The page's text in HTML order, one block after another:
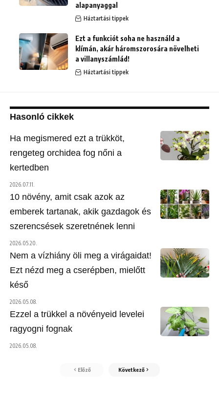
alapanyaggal
Háztartási tippek
Ezt a funkciót soha ne használd a
klímán, akár háromszorosára növelheti
a villanyszámlád!
Háztartási tippek
Hasonló cikkek
Ha megismered ezt a trükköt,
rengeteg orchidea fog nőni a
kertedben
2026.07.11.
10 növény, amit csak azok az
emberek tartanak, akik gazdagok és
szerencsések szeretnének lenni
2026.05.20.
Nem a vízhiány öli meg a virágaidat!
Ezt nézd meg a cserépben, mielőtt
késő
2026.05.08.
Ezzel a trükkel a növényeid levelei
ragyogni fognak
2026.05.08.
Előző Következő